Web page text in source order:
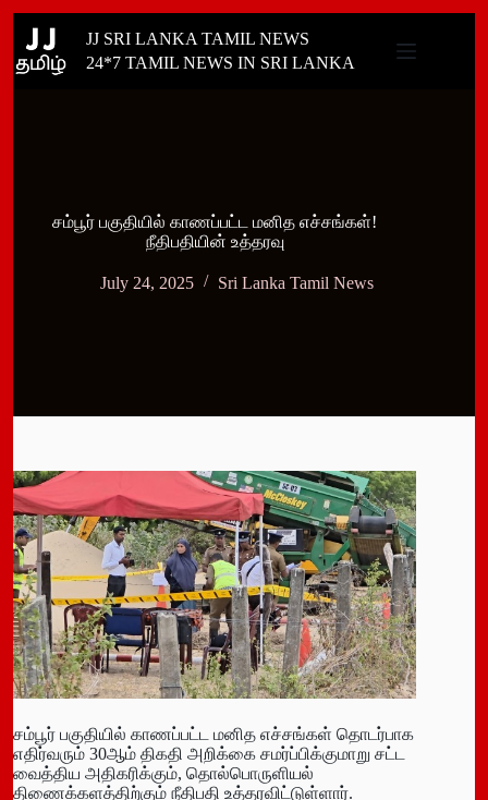
content
JJ SRI LANKA TAMIL NEWS
24*7 TAMIL NEWS IN SRI LANKA
சம்பூர் பகுதியில் காணப்பட்ட மனித எச்சங்கள்!
நீதிபதியின் உத்தரவு
July 24, 2025 Sri Lanka Tamil News
சம்பூர் பகுதியில் காணப்பட்ட மனித எச்சங்கள் தொடர்பாக
எதிர்வரும் 30ஆம் திகதி அறிக்கை சமர்ப்பிக்குமாறு சட்ட
வைத்திய அதிகரிக்கும், தொல்பொருளியல்
திணைக்களத்திற்கும் நீதிபதி உத்தரவிட்டுள்ளார்.